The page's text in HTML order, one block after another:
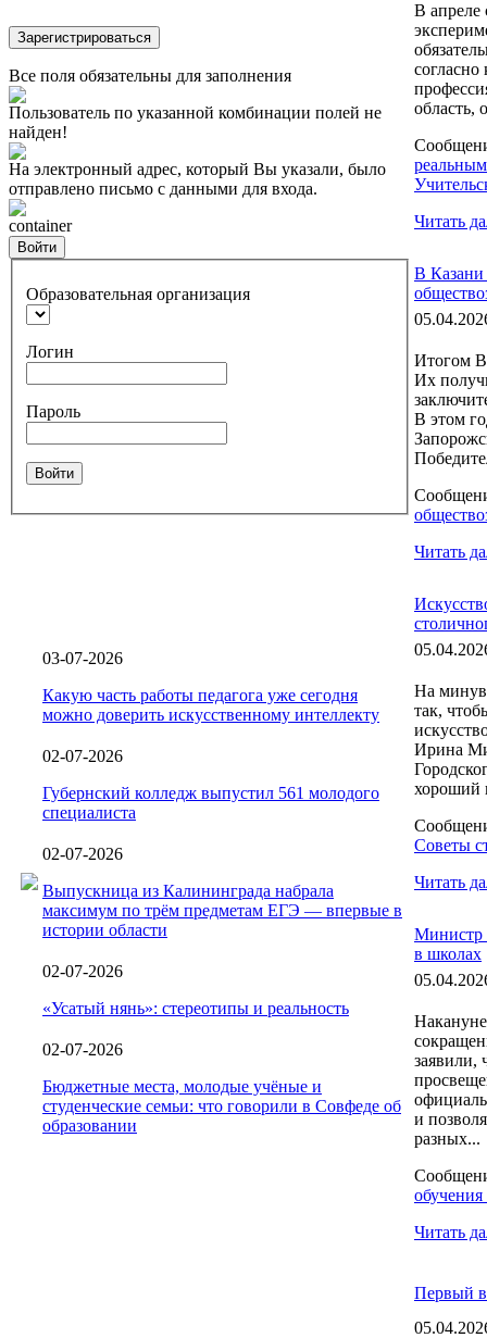
Зарегистрироваться
Все поля обязательны для заполнения
Пользователь по указанной комбинации полей не
найден!
На электронный адрес, который Вы указали, было
отправлено письмо с данными для входа.
container
Войти
Образовательная организация
Логин
Пароль
Войти
03-07-2026
Какую часть работы педагога уже сегодня
можно доверить искусственному интеллекту
02-07-2026
Губернский колледж выпустил 561 молодого
специалиста
02-07-2026
Выпускница из Калининграда набрала
максимум по трём предметам ЕГЭ — впервые в
истории области
02-07-2026
«Усатый нянь»: стереотипы и реальность
02-07-2026
Бюджетные места, молодые учёные и
студенческие семьи: что говорили в Совфеде об
образовании
В апреле
область,
Читать
В Казани
Итогом
Их
В этом
Читать
На
так,
Ирина
хороший
Советы
Читать
Министр
в школах
заявили,
и
разных...
Читать
Первый в